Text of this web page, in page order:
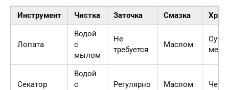
Инструмент Чистка Заточка Смазка
Лопата
Водой
с
мылом
Не
требуется
Маслом
Сухое
Секатор
Водой
с
Регулярно Маслом